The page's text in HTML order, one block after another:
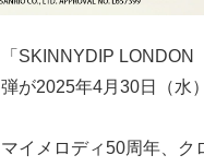
「SKINNYDIP LONDON
弾が2025年4月30日（水
マイメロディ50周年、ク